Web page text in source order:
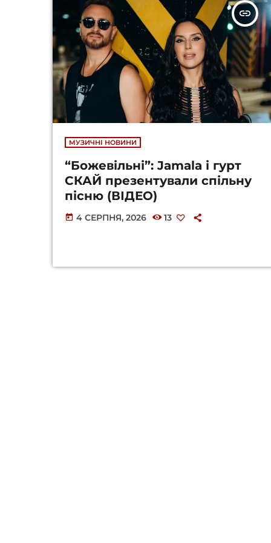
insert_link
МУЗИЧНІ НОВИНИ
“Божевільні”: Jamala і гурт
СКАЙ презентували спільну
пісню (ВІДЕО)
today 4 СЕРПНЯ, 2026 13